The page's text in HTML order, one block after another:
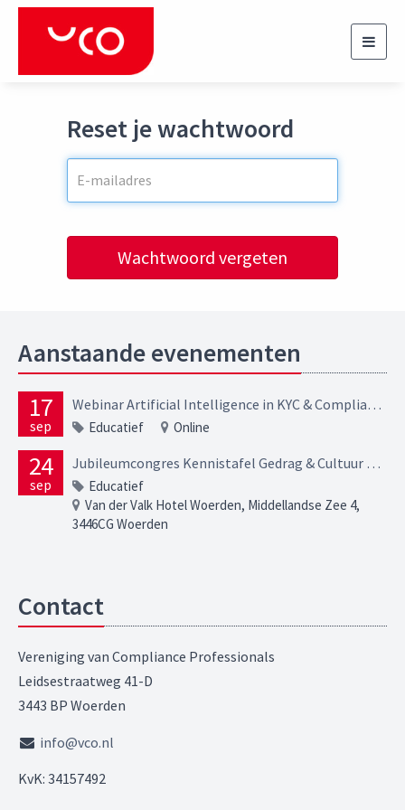
Reset je wachtwoord
Wachtwoord vergeten
Aanstaande evenementen
17
sep
Webinar Artificial Intelligence in KYC & Compliance Opportunities, risks and regulatory expectations
Educatief Online
24
sep
Jubileumcongres Kennistafel Gedrag & Cultuur – In verbinding
Educatief
Van der Valk Hotel Woerden, Middellandse Zee 4,
3446CG Woerden
Contact
Vereniging van Compliance Professionals
Leidsestraatweg 41-D
3443 BP Woerden
info@vco.nl
KvK: 34157492